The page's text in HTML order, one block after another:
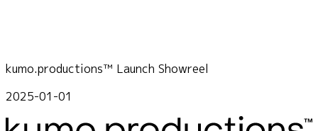
kumo.productions™ Launch Showreel
2025-01-01